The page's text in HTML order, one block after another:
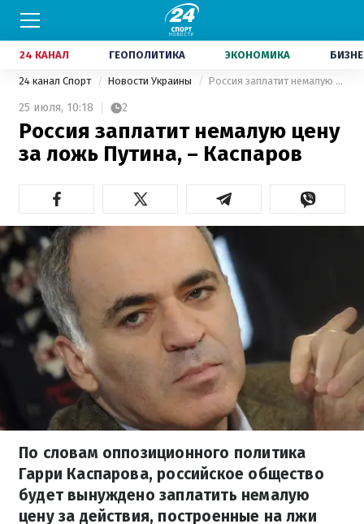
24 КАНАЛ ГЕОПОЛИТИКА ЭКОНОМИКА
24 канал Спорт Новости Украины Россия заплатит немалую цену за ложь Путина, – Каспаров
25 июля, 10:18 2
Россия заплатит немалую цену
за ложь Путина, – Каспаров
По словам оппозиционного политика
Гарри Каспарова, российское общество
будет вынуждено заплатить немалую
цену за действия, построенные на лжи